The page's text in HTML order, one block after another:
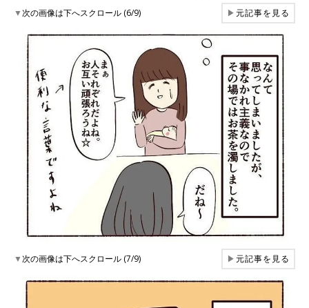
▼次の画像は下へスクロール (6/9) ▶元記事を見る
▼次の画像は下へスクロール (7/9) ▶元記事を見る